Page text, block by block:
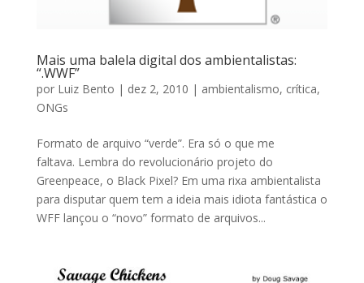
Mais uma balela digital dos ambientalistas:
“.WWF”
por Luiz Bento | dez 2, 2010 | ambientalismo, crítica,
ONGs
Formato de arquivo “verde”. Era só o que me
faltava. Lembra do revolucionário projeto do
Greenpeace, o Black Pixel? Em uma rixa ambientalista
para disputar quem tem a ideia mais idiota fantástica o
WFF lançou o “novo” formato de arquivos...